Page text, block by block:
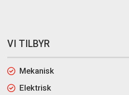
VI TILBYR
Mekanisk
Elektrisk